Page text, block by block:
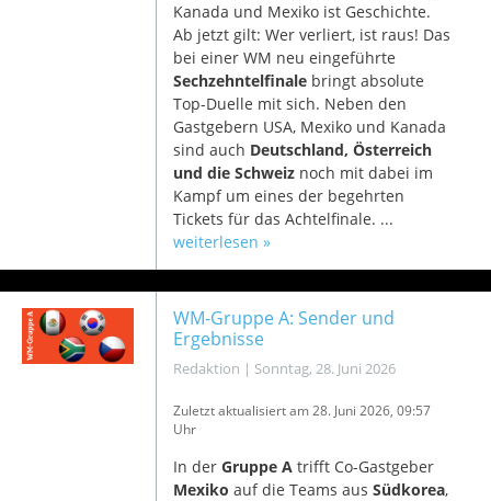
Kanada und Mexiko ist Geschichte.
Ab jetzt gilt: Wer verliert, ist raus! Das
bei einer WM neu eingeführte
Sechzehntelfinalebringt absolute
Top-Duelle mit sich. Neben den
Gastgebern USA, Mexiko und Kanada
sind auch Deutschland, Österreich
und die Schweiznoch mit dabei im
Kampf um eines der begehrten
Tickets für das Achtelfinale. ...
weiterlesen »
WM-Gruppe A: Sender und
Ergebnisse
Redaktion | Sonntag, 28. Juni 2026
Zuletzt aktualisiert am 28. Juni 2026, 09:57
Uhr
In der Gruppe Atrifft Co-Gastgeber
Mexiko auf die Teams aus Südkorea,